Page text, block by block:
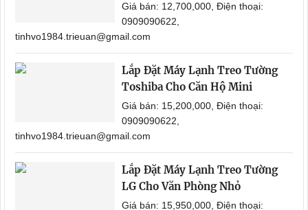
Giá bán: 12,700,000, Điện thoại:
0909090622,
tinhvo1984.trieuan@gmail.com
Lắp Đặt Máy Lạnh Treo Tường
Toshiba Cho Căn Hộ Mini
Giá bán: 15,200,000, Điện thoại:
0909090622,
tinhvo1984.trieuan@gmail.com
Lắp Đặt Máy Lạnh Treo Tường
LG Cho Văn Phòng Nhỏ
Giá bán: 15,950,000, Điện thoại: